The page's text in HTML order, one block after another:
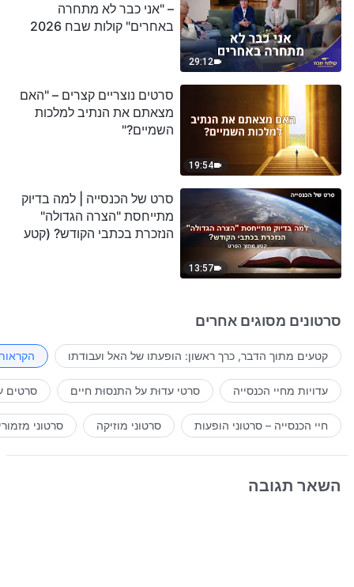
29:12
– "אני כבר לא מתחרה
באחרים" קולות שבח 2026
19:54
סרטים נוצריים קצרים – "האם
מצאתם את הנתיב למלכות
השמיים?"
13:57
סרט של הכנסייה | למה בדיוק
מתייחסת "הצרה הגדולה"
הנזכרת בכתבי הקודש? (קטע
סרטונים מסוגים אחרים
קטעים מתוך הדבר, כרך ראשון: הופעתו של האל ועבודתו
עדויות מחיי הכנסייה סרטי עדוּת על התנסוּת חיים סרטים
חיי הכנסייה – סרטוני הופעות סרטוני מוזיקה סרטוני
השאר תגובה